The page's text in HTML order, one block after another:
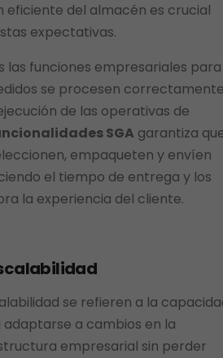
eficiente del almacén es crucial
expectativas.
las funciones empresariales para
se procesen
de las operativas de
SGA garantiza
empaqueten y envíen
el tiempo de entrega y los
la experiencia del cliente.
se refieren a la
a cambios en la
empresarial sin perder